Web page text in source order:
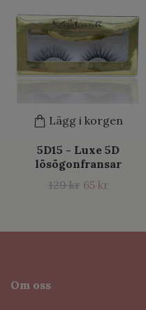
Lägg i korgen
5D15 - Luxe 5D
lösögonfransar
129 kr 65 kr
Om oss